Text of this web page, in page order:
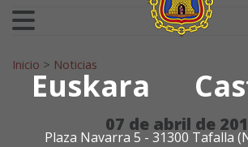
Euskara
Plaza Navarra 5 - 31300 Tafalla
Search for:
Inicio > Noticias
07 de abril de